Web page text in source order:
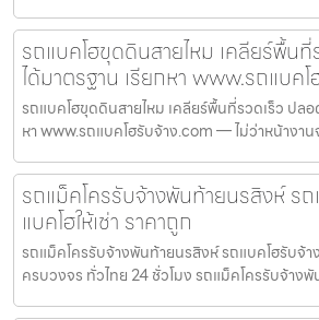
รถแบคโฮขุดดินสายไหม เคลียร์พื้น
ได้มาตรฐาน เรียกหา www.รถแบค
รถแบคโฮขุดดินสายไหม เคลียร์พื้นที่รวดเร็ว ปล
หา www.รถแบคโฮรับจ้าง.com — ไม่ว่าหน้างา
รถแม็คโครรับจ้างพันท้ายนรสิงห์ รถ
แบคโฮให้เช่า ราคาถูก
รถแม็คโครรับจ้างพันท้ายนรสิงห์ รถแบคโฮรับจ้า
ครบวงจร ทั่วไทย 24 ชั่วโมง รถแม็คโครรับจ้าง